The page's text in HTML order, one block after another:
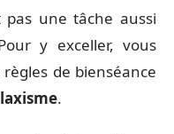
pas une tâche aussi
y exceller, vous
de bienséance
.